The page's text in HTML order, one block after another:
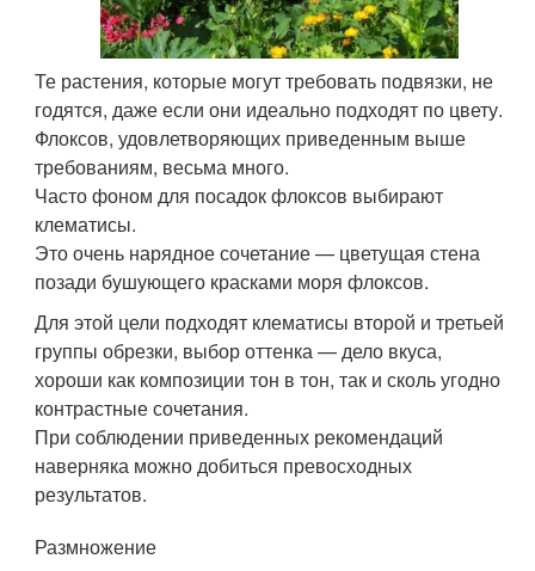
Те растения, которые могут требовать подвязки, не
годятся, даже если они идеально подходят по цвету.
Флоксов, удовлетворяющих приведенным выше
требованиям, весьма много.
Часто фоном для посадок флоксов выбирают
клематисы.
Это очень нарядное сочетание — цветущая стена
позади бушующего красками моря флоксов.
Для этой цели подходят клематисы второй и третьей
группы обрезки, выбор оттенка — дело вкуса,
хороши как композиции тон в тон, так и сколь угодно
контрастные сочетания.
При соблюдении приведенных рекомендаций
наверняка можно добиться превосходных
результатов.
Размножение